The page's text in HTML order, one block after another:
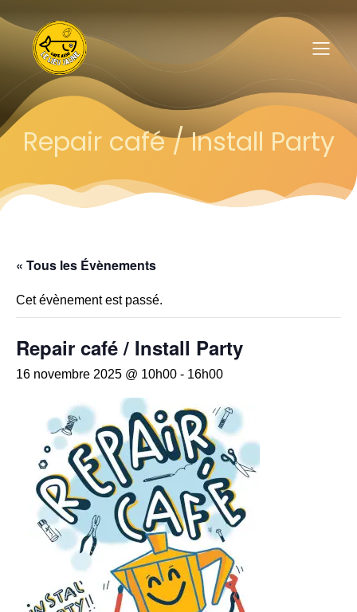
Repair café / Install Party
« Tous les Évènements
Cet évènement est passé.
Repair café / Install Party
16 novembre 2025 @ 10h00 - 16h00